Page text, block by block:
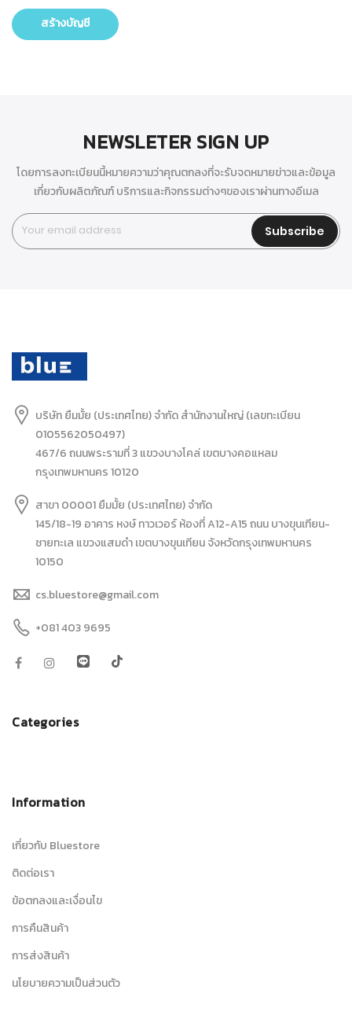
สร้างบัญชี
NEWSLETER SIGN UP
โดยการลงทะเบียนนี้หมายความว่าคุณตกลงที่จะรับจดหมายข่าวและข้อมูล
เกี่ยวกับผลิตภัณฑ์ บริการและกิจกรรมต่างๆของเราผ่านทางอีเมล
Subscribe
บริษัท ยืมมั้ย (ประเทศไทย) จำกัด สำนักงานใหญ่ (เลขทะเบียน
0105562050497)
467/6 ถนนพระรามที่ 3 แขวงบางโคล่ เขตบางคอแหลม
กรุงเทพมหานคร 10120
สาขา 00001 ยืมมั้ย (ประเทศไทย) จำกัด
145/18-19 อาคาร หงษ์ ทาวเวอร์ ห้องที่ A12-A15 ถนน บางขุนเทียน-
ชายทะเล แขวงแสมดำ เขตบางขุนเทียน จังหวัดกรุงเทพมหานคร
10150
cs.bluestore@gmail.com
+081 403 9695
Categories
Information
เกี่ยวกับ Bluestore
ติดต่อเรา
ข้อตกลงและเงื่อนไข
การคืนสินค้า
การส่งสินค้า
นโยบายความเป็นส่วนตัว